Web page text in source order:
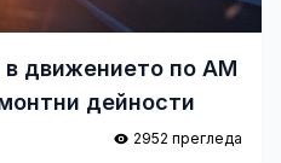
движението по АМ
дейности
2952 прегледа